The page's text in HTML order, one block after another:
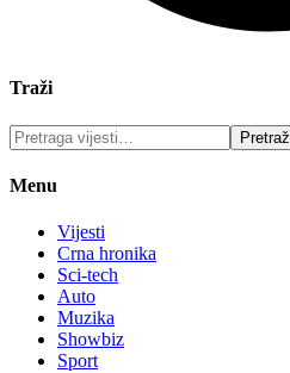
Traži
Menu
Vijesti
Crna hronika
Sci-tech
Auto
Muzika
Showbiz
Sport